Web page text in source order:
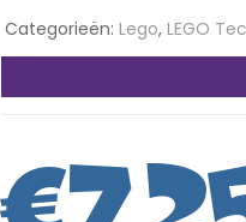
Categorieën: Lego, LEGO